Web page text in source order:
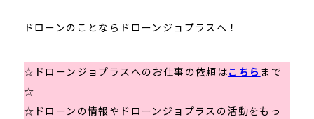
ドローンのことならドローンジョプラスへ！
☆ドローンジョプラスへのお仕事の依頼はこちら まで
☆
☆ドローンの情報やドローンジョプラスの活動をもっ